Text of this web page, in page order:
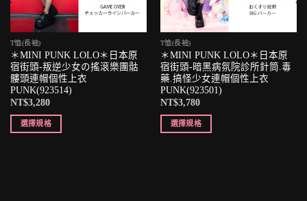
T恤(長袖)
＊MINI PUNK LOLO＊日本原
宿街頭-叛逆少女の搖滾樂團骷
髏頭連帽個性上衣
PUNK(923514)
NT$3,280
選擇規格
T恤(長袖)
＊MINI PUNK LOLO＊日本原
宿街頭-暗黑病氛院診所針筒.毒
藥.搞怪少女連帽個性上衣
PUNK(923501)
NT$3,780
選擇規格